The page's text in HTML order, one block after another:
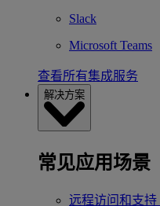
Slack
Microsoft Teams
查看所有集成服务
解决方案
常见应用场景
远程访问和支持